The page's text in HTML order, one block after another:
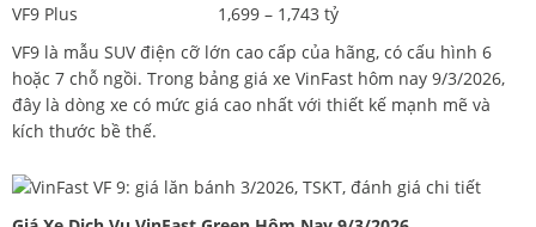
VF9 Plus
1,699 – 1,743 tỷ
VF9 là mẫu SUV điện cỡ lớn cao cấp của hãng, có cấu hình 6
hoặc 7 chỗ ngồi. Trong bảng giá xe VinFast hôm nay 9/3/2026,
đây là dòng xe có mức giá cao nhất với thiết kế mạnh mẽ và
kích thước bề thế.